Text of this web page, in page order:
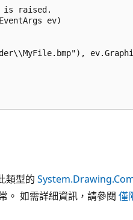
is raised.
ev)
類型的
。 如需詳細資訊，請參閱 僅